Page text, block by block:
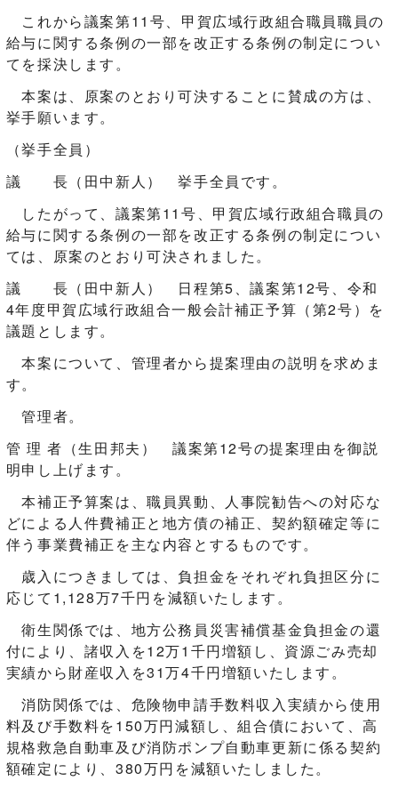
これから議案第11号、甲賀広域行政組合職員職員の
給与に関する条例の一部を改正する条例の制定につい
てを採決します。
本案は、原案のとおり可決することに賛成の方は、
挙手願います。
（挙手全員）
議 長（田中新人） 挙手全員です。
したがって、議案第11号、甲賀広域行政組合職員の
給与に関する条例の一部を改正する条例の制定につい
ては、原案のとおり可決されました。
議 長（田中新人） 日程第5、議案第12号、令和
4年度甲賀広域行政組合一般会計補正予算（第2号）を
議題とします。
本案について、管理者から提案理由の説明を求めま
す。
管理者。
管 理 者（生田邦夫） 議案第12号の提案理由を御説
明申し上げます。
本補正予算案は、職員異動、人事院勧告への対応な
どによる人件費補正と地方債の補正、契約額確定等に
伴う事業費補正を主な内容とするものです。
歳入につきましては、負担金をそれぞれ負担区分に
応じて1,128万7千円を減額いたします。
衛生関係では、地方公務員災害補償基金負担金の還
付により、諸収入を12万1千円増額し、資源ごみ売却
実績から財産収入を31万4千円増額いたします。
消防関係では、危険物申請手数料収入実績から使用
料及び手数料を150万円減額し、組合債において、高
規格救急自動車及び消防ポンプ自動車更新に係る契約
額確定により、380万円を減額いたしました。